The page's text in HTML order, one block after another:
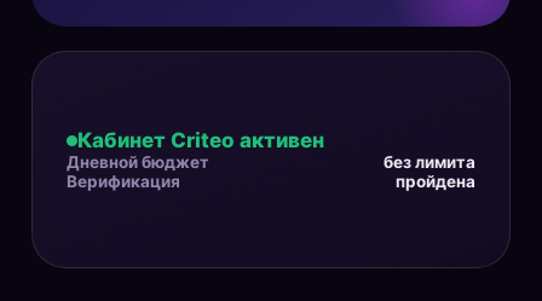
Кабинет Criteo активен
Дневной бюджет
без лимита
Верификация
пройдена